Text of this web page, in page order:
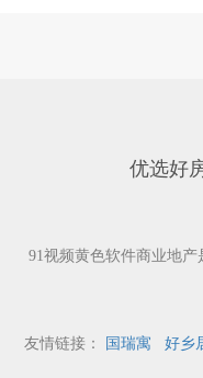
优选好
91视频黄色软件商业地产
友情链接： 国瑞寓 好乡